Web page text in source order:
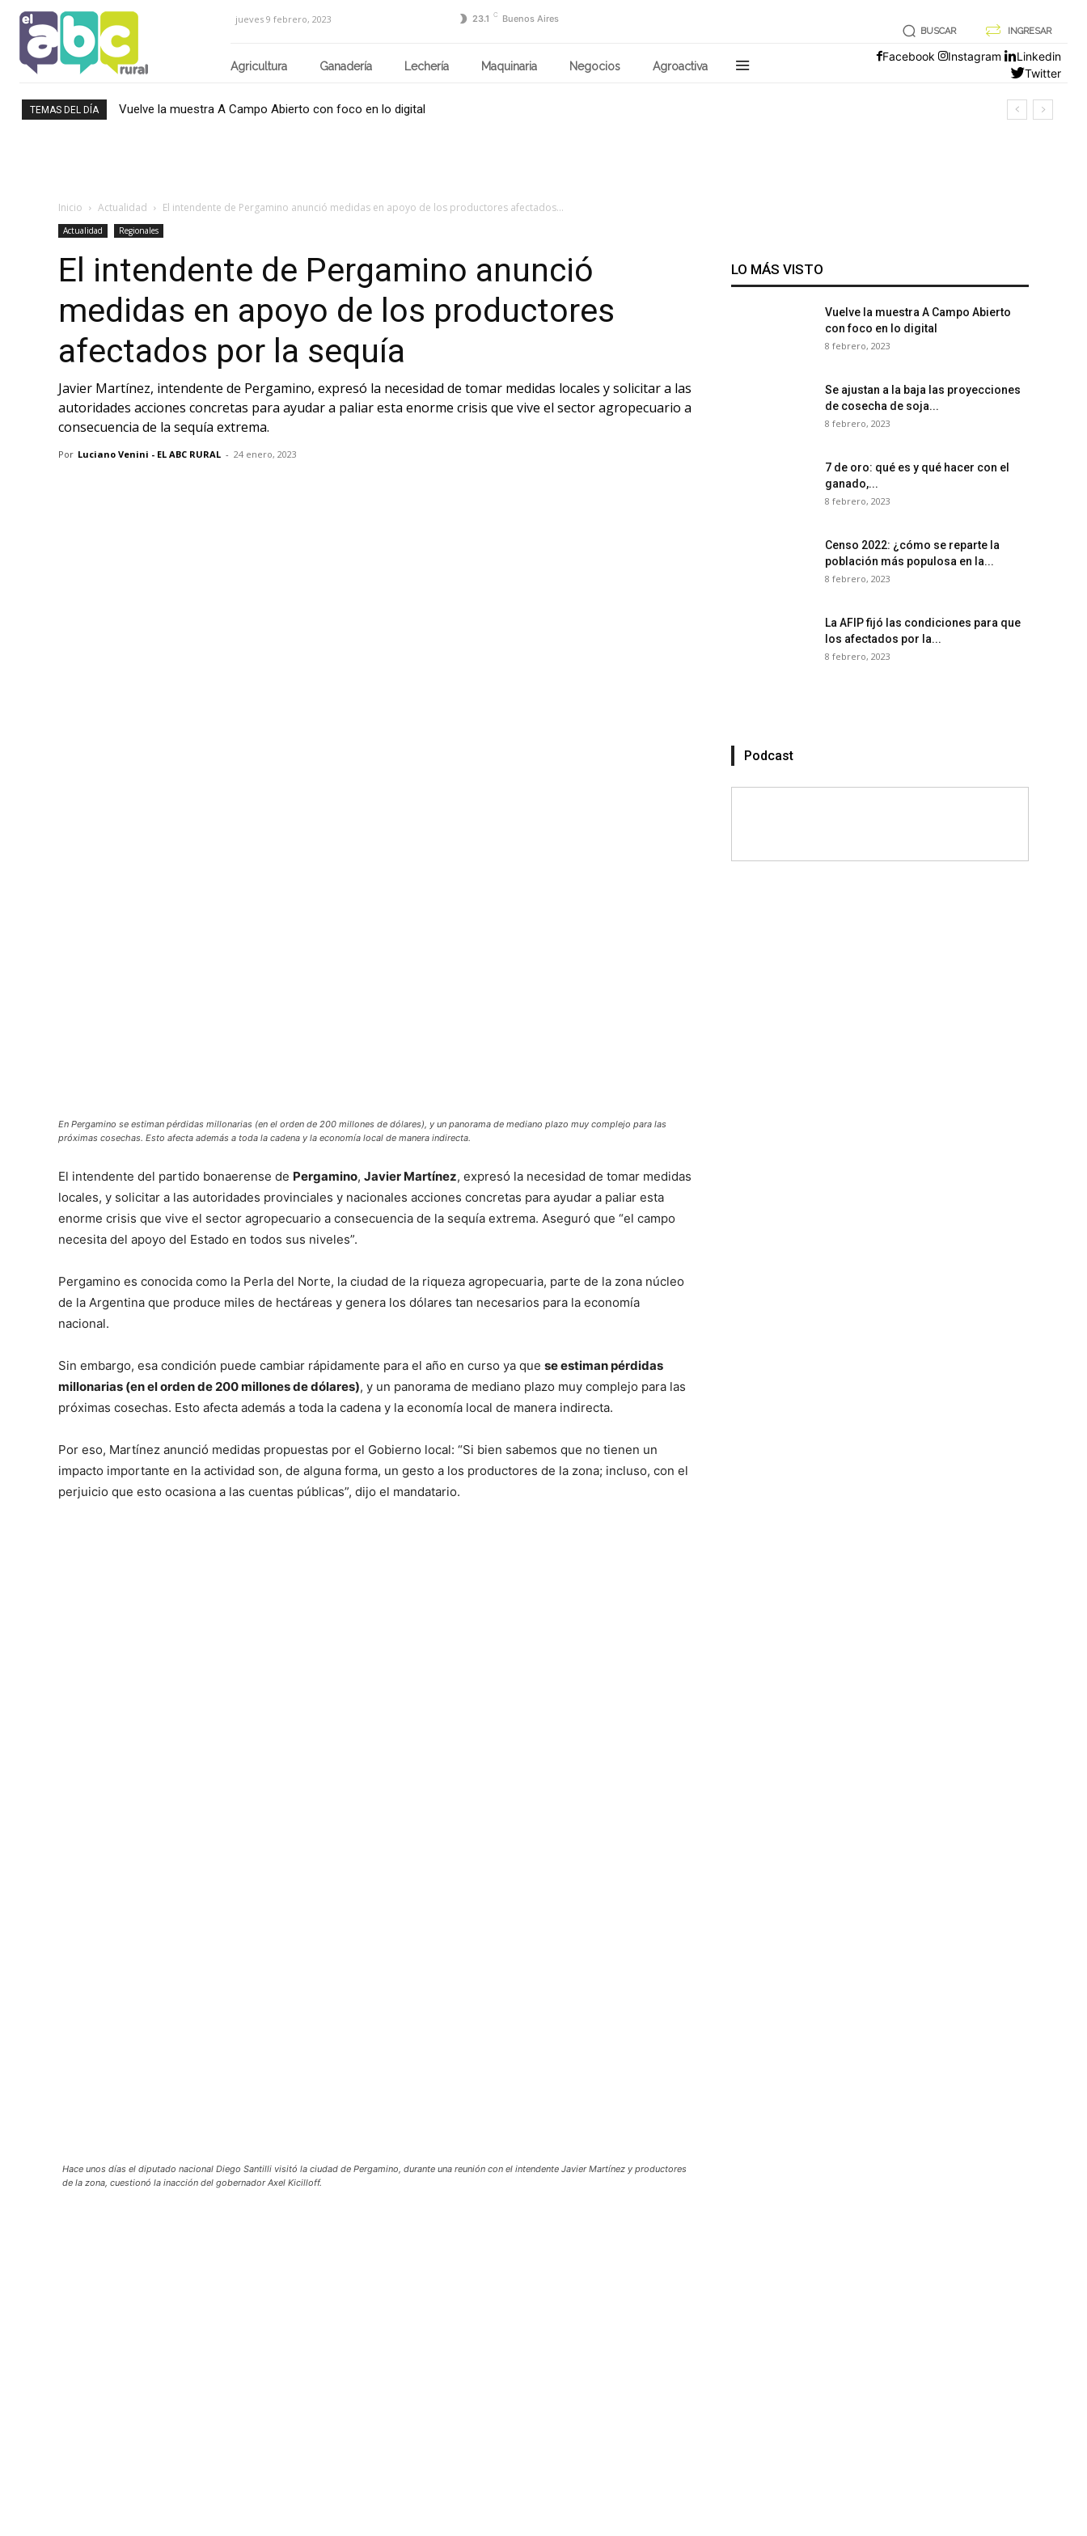
jueves 9 febrero, 2023 23.1 C Buenos Aires
BUSCAR INGRESAR
Agricultura Ganadería Lechería Maquinaria Negocios Agroactiva
Facebook Instagram
Linkedin
Twitter
TEMAS DEL DÍA Vuelve la muestra A Campo Abierto con foco en lo digital
Inicio Actualidad El intendente de Pergamino anunció medidas en apoyo de los productores afectados...
Actualidad Regionales
El intendente de Pergamino anunció
medidas en apoyo de los productores
afectados por la sequía
Javier Martínez, intendente de Pergamino, expresó la necesidad de tomar medidas locales y solicitar a las
autoridades acciones concretas para ayudar a paliar esta enorme crisis que vive el sector agropecuario a
consecuencia de la sequía extrema.
Por Luciano Venini - EL ABC RURAL - 24 enero, 2023
En Pergamino se estiman pérdidas millonarias (en el orden de 200 millones de dólares), y un panorama de mediano plazo muy complejo para las
próximas cosechas. Esto afecta además a toda la cadena y la economía local de manera indirecta.
El intendente del partido bonaerense de Pergamino, Javier Martínez, expresó la necesidad de tomar medidas
locales, y solicitar a las autoridades provinciales y nacionales acciones concretas para ayudar a paliar esta
enorme crisis que vive el sector agropecuario a consecuencia de la sequía extrema. Aseguró que “el campo
necesita del apoyo del Estado en todos sus niveles”.
Pergamino es conocida como la Perla del Norte, la ciudad de la riqueza agropecuaria, parte de la zona núcleo
de la Argentina que produce miles de hectáreas y genera los dólares tan necesarios para la economía
nacional.
Sin embargo, esa condición puede cambiar rápidamente para el año en curso ya que se estiman pérdidas
millonarias (en el orden de 200 millones de dólares), y un panorama de mediano plazo muy complejo para las
próximas cosechas. Esto afecta además a toda la cadena y la economía local de manera indirecta.
Por eso, Martínez anunció medidas propuestas por el Gobierno local: “Si bien sabemos que no tienen un
impacto importante en la actividad son, de alguna forma, un gesto a los productores de la zona; incluso, con el
perjuicio que esto ocasiona a las cuentas públicas”, dijo el mandatario.
Hace unos días el diputado nacional Diego Santilli visitó la ciudad de Pergamino, durante una reunión con el intendente Javier Martínez y productores
de la zona, cuestionó la inacción del gobernador Axel Kicilloff.
LO MÁS VISTO
Vuelve la muestra A Campo Abierto
con foco en lo digital
8 febrero, 2023
Se ajustan a la baja las proyecciones
de cosecha de soja...
8 febrero, 2023
7 de oro: qué es y qué hacer con el
ganado,...
8 febrero, 2023
Censo 2022: ¿cómo se reparte la
población más populosa en la...
8 febrero, 2023
La AFIP fijó las condiciones para que
los afectados por la...
8 febrero, 2023
Podcast